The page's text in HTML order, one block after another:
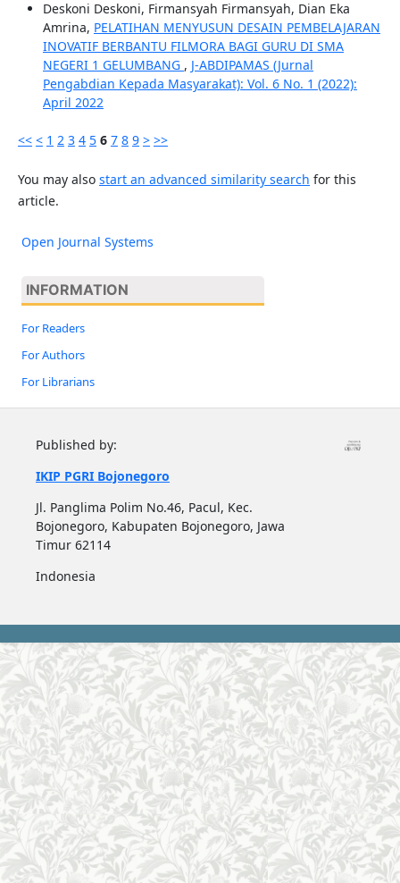
Deskoni Deskoni, Firmansyah Firmansyah, Dian Eka
Amrina, PELATIHAN MENYUSUN DESAIN PEMBELAJARAN
INOVATIF BERBANTU FILMORA BAGI GURU DI SMA
NEGERI 1 GELUMBANG , J-ABDIPAMAS (Jurnal
Pengabdian Kepada Masyarakat): Vol. 6 No. 1 (2022):
April 2022
<< < 1 2 3 4 5 6 7 8 9 > >>
You may also start an advanced similarity search for this
article.
Open Journal Systems
INFORMATION
For Readers
For Authors
For Librarians
Published by:
IKIP PGRI Bojonegoro
Jl. Panglima Polim No.46, Pacul, Kec.
Bojonegoro, Kabupaten Bojonegoro, Jawa
Timur 62114
Indonesia